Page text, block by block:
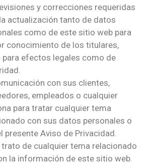
y correcciones requeridas
actualización tanto de datos
como de este sitio web para
conocimiento de los titulares,
para efectos legales como de
con sus clientes,
empleados o cualquier
para tratar cualquier tema
con sus datos personales o
presente Aviso de Privacidad.
trato de cualquier tema relacionado
la información de este sitio web.